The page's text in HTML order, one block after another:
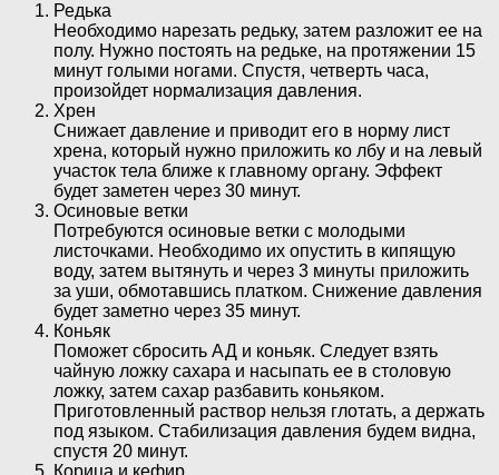
Редька
Необходимо нарезать редьку, затем разложит ее на
полу. Нужно постоять на редьке, на протяжении 15
минут голыми ногами. Спустя, четверть часа,
произойдет нормализация давления.
Хрен
Снижает давление и приводит его в норму лист
хрена, который нужно приложить ко лбу и на левый
участок тела ближе к главному органу. Эффект
будет заметен через 30 минут.
Осиновые ветки
Потребуются осиновые ветки с молодыми
листочками. Необходимо их опустить в кипящую
воду, затем вытянуть и через 3 минуты приложить
за уши, обмотавшись платком. Снижение давления
будет заметно через 35 минут.
Коньяк
Поможет сбросить АД и коньяк. Следует взять
чайную ложку сахара и насыпать ее в столовую
ложку, затем сахар разбавить коньяком.
Приготовленный раствор нельзя глотать, а держать
под языком. Стабилизация давления будем видна,
спустя 20 минут.